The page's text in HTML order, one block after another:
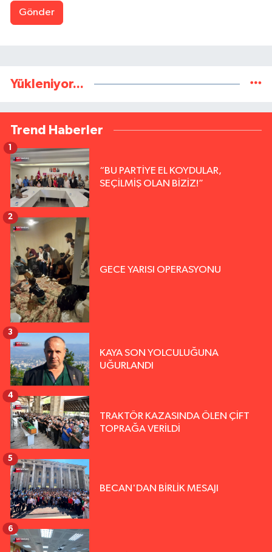
Gönder
Yükleniyor...
Trend Haberler
“BU PARTİYE EL KOYDULAR,
SEÇİLMİŞ OLAN BİZİZ!”
1
GECE YARISI OPERASYONU
2
KAYA SON YOLCULUĞUNA
UĞURLANDI
3
TRAKTÖR KAZASINDA ÖLEN ÇİFT
TOPRAĞA VERİLDİ
4
BECAN'DAN BİRLİK MESAJI
5
6